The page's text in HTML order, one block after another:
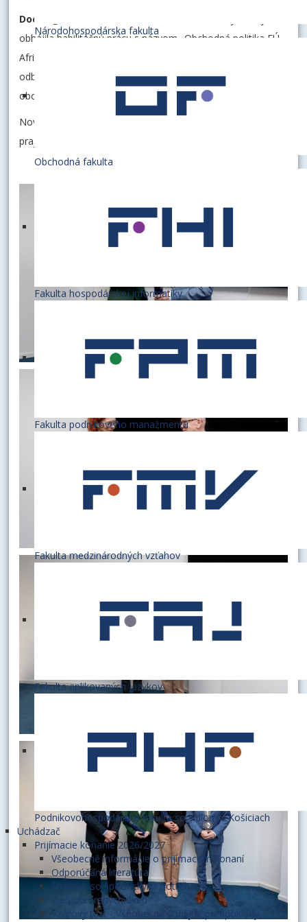
Národohospodárska fakulta
Obchodná fakulta
Fakulta hospodárskej informatiky
Fakulta podnikového manažmentu
Fakulta medzinárodných vzťahov
Fakulta aplikovaných jazykov
Podnikovohospodárska fakulta so sídlom v Košiciach
Uchádzač
Prijímacie konanie 2026/2027
Všeobecné informácie o prijímacom konaní
Odporúčaná literatúra
Študenti so špecifickými potrebami
Deň otvorených dverí
Vzorový test - Všeobecné študijné predpoklady
Doc. Ing. Ľubica Zubaľová, PhD.
obhájila habilitačnú prácu s názvom „Obchodná politika EÚ -
Afrika, Karibik a Tichomorie a indicko-tichomorský región“ v
odbore habilitačného konania a inauguračného konania
obchod a marketing.
Novovymenovaným docentkám srdečne blahoželáme a
prajeme veľa pracovných úspechov.